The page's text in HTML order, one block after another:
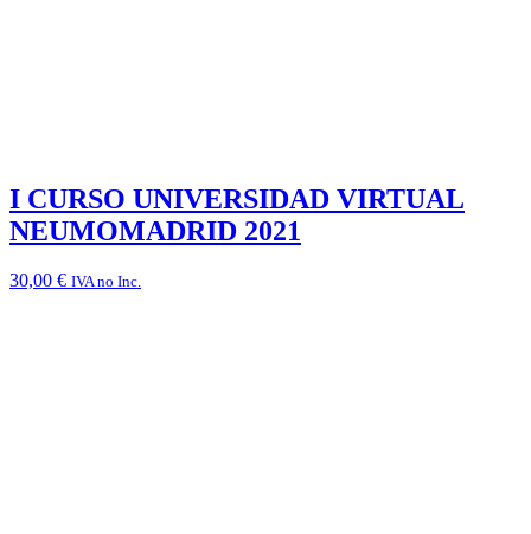
I CURSO UNIVERSIDAD VIRTUAL
NEUMOMADRID 2021
30,00 € IVA no Inc.